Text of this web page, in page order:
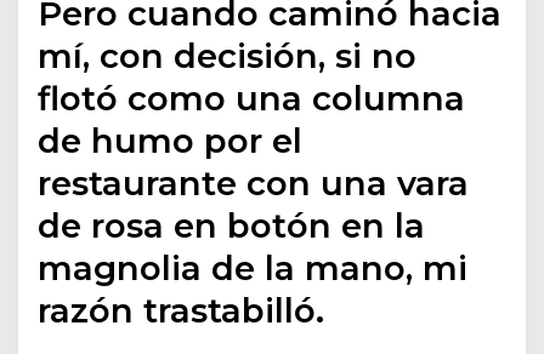
Pero cuando caminó hacia
mí, con decisión, si no
flotó como una columna
de humo por el
restaurante con una vara
de rosa en botón en la
magnolia de la mano, mi
razón trastabilló.